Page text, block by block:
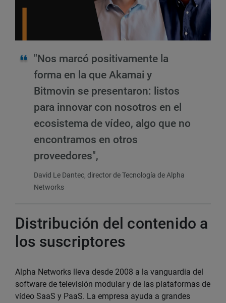
"Nos marcó positivamente la
forma en la que Akamai y
Bitmovin se presentaron: listos
para innovar con nosotros en el
ecosistema de vídeo, algo que no
encontramos en otros
proveedores",
David Le Dantec, director de Tecnología de Alpha
Networks
Distribución del contenido a
los suscriptores
Alpha Networks lleva desde 2008 a la vanguardia del
software de televisión modular y de las plataformas de
vídeo SaaS y PaaS. La empresa ayuda a grandes